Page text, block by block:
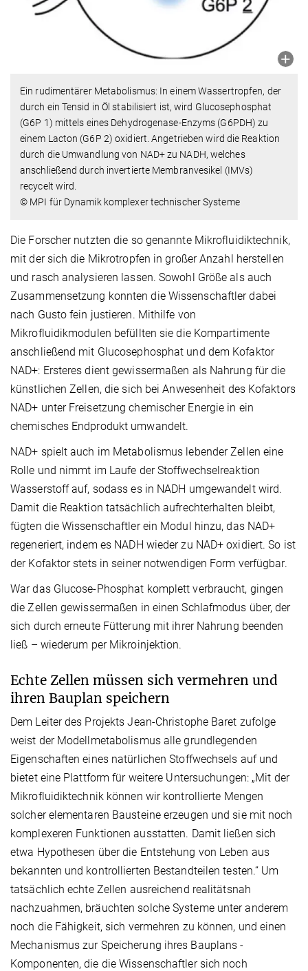
Ein rudimentärer Metabolismus: In einem Wassertropfen, der
durch ein Tensid in Öl stabilisiert ist, wird Glucosephosphat
(G6P 1) mittels eines Dehydrogenase-Enzyms (G6PDH) zu
einem Lacton (G6P 2) oxidiert. Angetrieben wird die Reaktion
durch die Umwandlung von NAD+ zu NADH, welches
anschließend durch invertierte Membranvesikel (IMVs)
recycelt wird.
© MPI für Dynamik komplexer technischer Systeme
Die Forscher nutzten die so genannte Mikrofluidiktechnik,
mit der sich die Mikrotropfen in großer Anzahl herstellen
und rasch analysieren lassen. Sowohl Größe als auch
Zusammensetzung konnten die Wissenschaftler dabei
nach Gusto fein justieren. Mithilfe von
Mikrofluidikmodulen befüllten sie die Kompartimente
anschließend mit Glucosephosphat und dem Kofaktor
NAD+: Ersteres dient gewissermaßen als Nahrung für die
künstlichen Zellen, die sich bei Anwesenheit des Kofaktors
NAD+ unter Freisetzung chemischer Energie in ein
chemisches Endprodukt umwandelt.
NAD+ spielt auch im Metabolismus lebender Zellen eine
Rolle und nimmt im Laufe der Stoffwechselreaktion
Wasserstoff auf, sodass es in NADH umgewandelt wird.
Damit die Reaktion tatsächlich aufrechterhalten bleibt,
fügten die Wissenschaftler ein Modul hinzu, das NAD+
regeneriert, indem es NADH wieder zu NAD+ oxidiert. So ist
der Kofaktor stets in seiner notwendigen Form verfügbar.
War das Glucose-Phosphat komplett verbraucht, gingen
die Zellen gewissermaßen in einen Schlafmodus über, der
sich durch erneute Fütterung mit ihrer Nahrung beenden
ließ – wiederum per Mikroinjektion.
Echte Zellen müssen sich vermehren und
ihren Bauplan speichern
Dem Leiter des Projekts Jean-Christophe Baret zufolge
weist der Modellmetabolismus alle grundlegenden
Eigenschaften eines natürlichen Stoffwechsels auf und
bietet eine Plattform für weitere Untersuchungen: „Mit der
Mikrofluidiktechnik können wir kontrollierte Mengen
solcher elementaren Bausteine erzeugen und sie mit noch
komplexeren Funktionen ausstatten. Damit ließen sich
etwa Hypothesen über die Entstehung von Leben aus
bekannten und kontrollierten Bestandteilen testen.“ Um
tatsächlich echte Zellen ausreichend realitätsnah
nachzuahmen, bräuchten solche Systeme unter anderem
noch die Fähigkeit, sich vermehren zu können, und einen
Mechanismus zur Speicherung ihres Bauplans -
Komponenten, die die Wissenschaftler sich noch